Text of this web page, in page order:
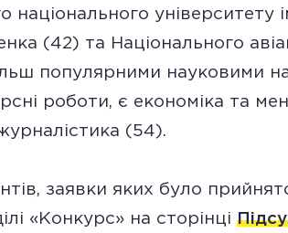
національного університету
(42) та Національного
популярними науковими
роботи, є економіка та
(54).
заявки яких було
«Конкурс» на сторінці